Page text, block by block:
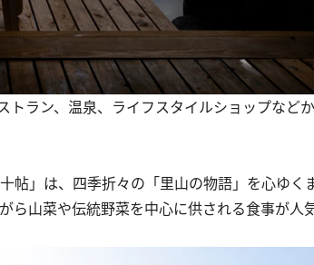
ラン、温泉、ライフスタイルショップなど
」は、四季折々の「里山の物語」を心ゆく
ら山菜や伝統野菜を中心に供される食事が人